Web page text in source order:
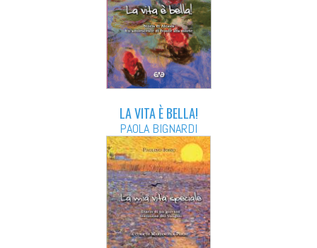
LA VITA È BELLA!
PAOLA BIGNARDI